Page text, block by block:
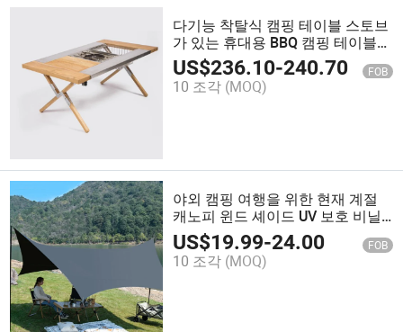
다기능 착탈식 캠핑 테이블 스토브
가 있는 휴대용 BBQ 캠핑 테이블
테이블
US$236.10-240.70 FOB
10 조각 (MOQ)
야외 캠핑 여행을 위한 현재 계절
캐노피 윈드 셰이드 UV 보호 비닐
옥스포드 직물 휴대용 비후
US$19.99-24.00 FOB
10 조각 (MOQ)